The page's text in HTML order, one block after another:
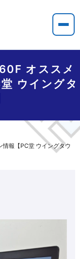
オススメ
ウイングタ
報【PC堂 ウイングタウ